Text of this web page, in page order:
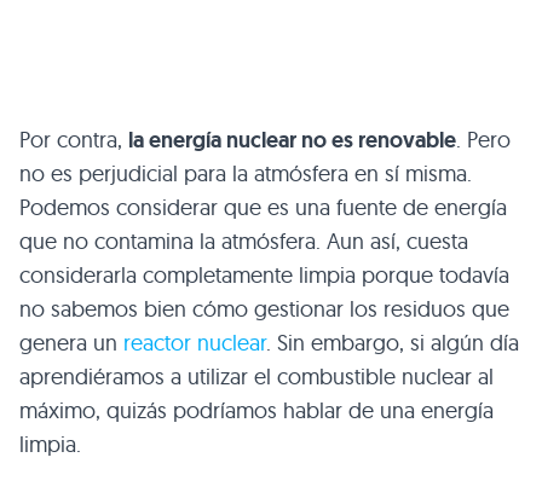
Por contra, la energía nuclear no es renovable. Pero
no es perjudicial para la atmósfera en sí misma.
Podemos considerar que es una fuente de energía
que no contamina la atmósfera. Aun así, cuesta
considerarla completamente limpia porque todavía
no sabemos bien cómo gestionar los residuos que
genera un reactor nuclear. Sin embargo, si algún día
aprendiéramos a utilizar el combustible nuclear al
máximo, quizás podríamos hablar de una energía
limpia.